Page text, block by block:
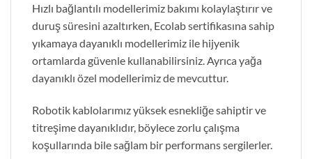
Hızlı bağlantılı modellerimiz bakımı kolaylaştırır ve
duruş süresini azaltırken, Ecolab sertifikasına sahip
yıkamaya dayanıklı modellerimiz ile hijyenik
ortamlarda güvenle kullanabilirsiniz. Ayrıca yağa
dayanıklı özel modellerimiz de mevcuttur.
Robotik kablolarımız yüksek esnekliğe sahiptir ve
titreşime dayanıklıdır, böylece zorlu çalışma
koşullarında bile sağlam bir performans sergilerler.